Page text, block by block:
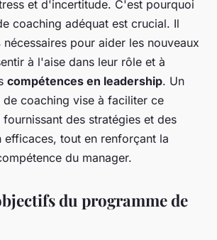
et d'incertitude. C'est pourquoi
coaching adéquat est crucial. Il
nécessaires pour aider les nouveaux
à l'aise dans leur rôle et à
compétences en leadership. Un
coaching vise à faciliter ce
fournissant des stratégies et des
efficaces, tout en renforçant la
du manager.
du programme de